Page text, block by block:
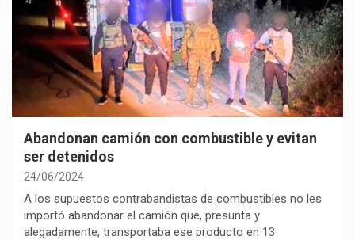
Abandonan camión con combustible y evitan
ser detenidos
24/06/2024
A los supuestos contrabandistas de combustibles no les
importó abandonar el camión que, presunta y
alegadamente, transportaba ese producto en 13